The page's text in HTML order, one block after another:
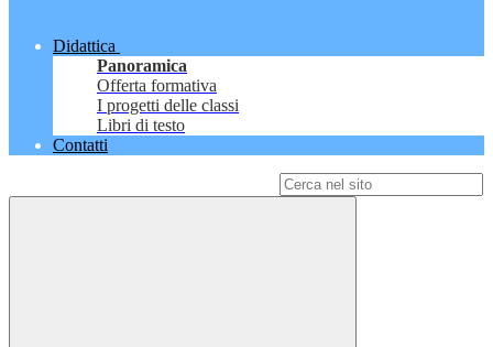
Didattica
Panoramica
Offerta formativa
I progetti delle classi
Libri di testo
Contatti